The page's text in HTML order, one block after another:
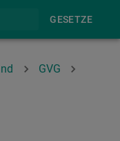
GESETZE
GVG